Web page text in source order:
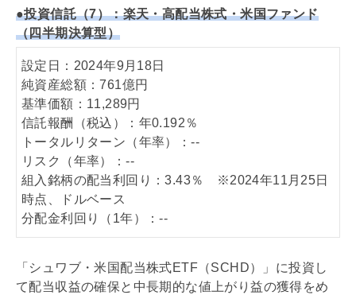
●投資信託（7）：楽天・高配当株式・米国ファンド
（四半期決算型）
設定日：2024年9月18日
純資産総額：761億円
基準価額：11,289円
信託報酬（税込）：年0.192％
トータルリターン（年率）：--
リスク（年率）：--
組入銘柄の配当利回り：3.43％ ※2024年11月25日
時点、ドルベース
分配金利回り（1年）：--
「シュワブ・米国配当株式ETF（SCHD）」に投資し
て配当収益の確保と中長期的な値上がり益の獲得をめ